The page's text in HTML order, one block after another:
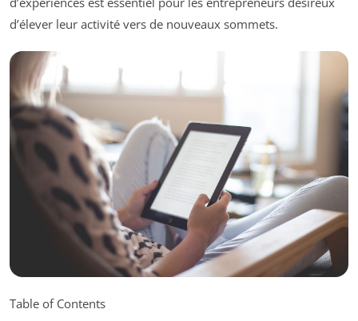
d’élever leur activité vers de nouveaux sommets.
Table of Contents